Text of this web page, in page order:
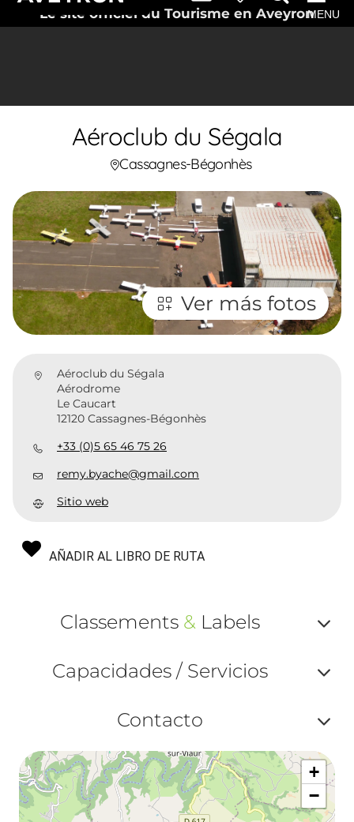
Le site officiel du Tourisme en AveyronMENU
Aéroclub du Ségala
Cassagnes-Bégonhès
Ver más fotos
Aéroclub du Ségala
Aérodrome
Le Caucart
12120 Cassagnes-Bégonhès
+33 (0)5 65 46 75 26
remy.byache@gmail.com
Sitio web
AÑADIR AL LIBRO DE RUTA
Classements &Labels
ou
Capacidades / Servicios
ou
Contacto
ou
+
−